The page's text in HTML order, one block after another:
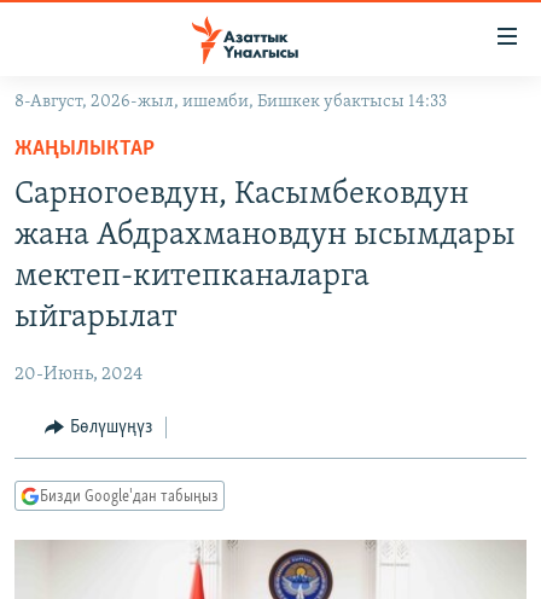
Навигацияга
өтүңүз
Издөөгө
салыңызКЫРГЫЗСТАН
ЭКОНОМИКА
ДҮЙНӨ
БОРБОР АЗИЯ
АТАЙЫН ИЛИКТӨӨ
ЭКСПЕРТТЕР ТАЛДАЙТ
БИЗ ЖАНА ДҮЙНӨ
ПОДКАСТ
ӨЗГӨЧӨ ПИКИР
Русский
8-Август, 2026-жыл, ишемби, Бишкек убактысы 14:33
ЖАҢЫЛЫКТАР
Сарногоевдун, Касымбековдун
жана Абдрахмановдун ысымдары
мектеп-китепканаларга
ыйгарылат
20-Июнь, 2024
Бөлүшүңүз
Бизди Google'дан табыңыз